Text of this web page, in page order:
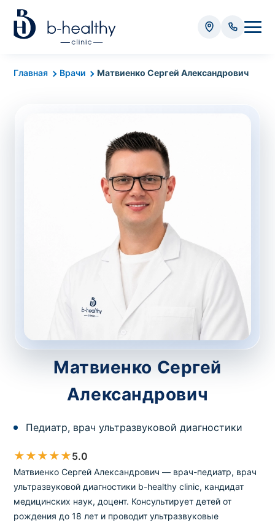
Главная Врачи Матвиенко Сергей Александрович
Матвиенко Сергей
Александрович
Педиатр, врач ультразвуковой диагностики
★★★★★5.0
Матвиенко Сергей Александрович — врач-педиатр, врач
ультразвуковой диагностики b-healthy clinic, кандидат
медицинских наук, доцент. Консультирует детей от
рождения до 18 лет и проводит ультразвуковые
Анализы
Стоимость забора крови - 50 грн
Стоимость забора биоматериала (кроме
крови) – от 35 грн
Итого: 0
Попередній запис на дослідження не
потрібний. Виняток становлять мазки та
зіскрібки. Взяття біоматеріалу для них
виконує лікар – необхідий
запись к
специалисту
Анализ на дому
Сохранить
Ваше имя*
Номер телефона*